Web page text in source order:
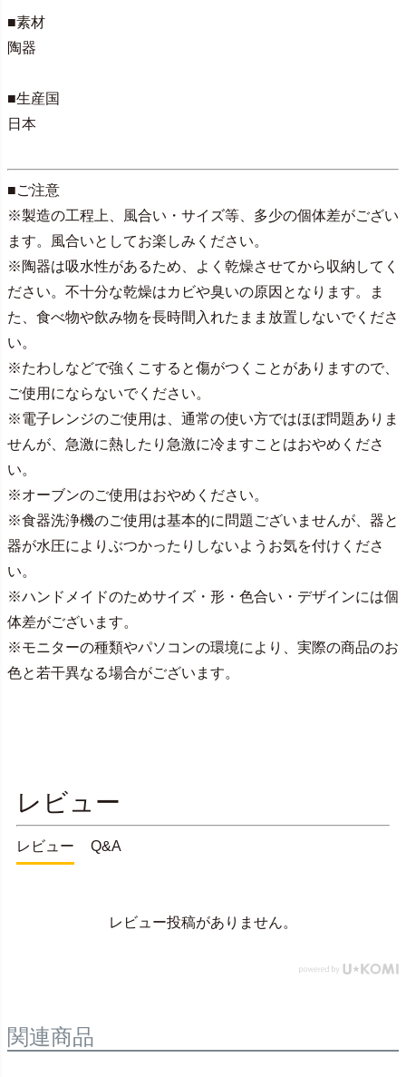
■素材
陶器
■生産国
日本
■ご注意
※製造の工程上、風合い・サイズ等、多少の個体差がござい
ます。風合いとしてお楽しみください。
※陶器は吸水性があるため、よく乾燥させてから収納してく
ださい。不十分な乾燥はカビや臭いの原因となります。ま
た、食べ物や飲み物を長時間入れたまま放置しないでくださ
い。
※たわしなどで強くこすると傷がつくことがありますので、
ご使用にならないでください。
※電子レンジのご使用は、通常の使い方ではほぼ問題ありま
せんが、急激に熱したり急激に冷ますことはおやめくださ
い。
※オーブンのご使用はおやめください。
※食器洗浄機のご使用は基本的に問題ございませんが、器と
器が水圧によりぶつかったりしないようお気を付けくださ
い。
※ハンドメイドのためサイズ・形・色合い・デザインには個
体差がございます。
※モニターの種類やパソコンの環境により、実際の商品のお
色と若干異なる場合がございます。
レビュー
レビュー Q&A
レビュー投稿がありません。
関連商品